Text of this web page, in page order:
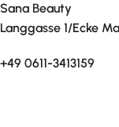
Sana Beauty
Langgasse 1/Ecke
+49 0611-3413159